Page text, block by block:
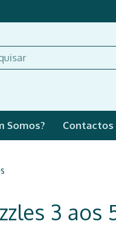
Somos? Contactos
3 aos